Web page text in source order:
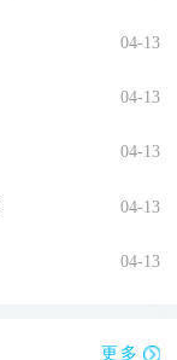
04-13
04-13
04-13
04-13
04-13
更多